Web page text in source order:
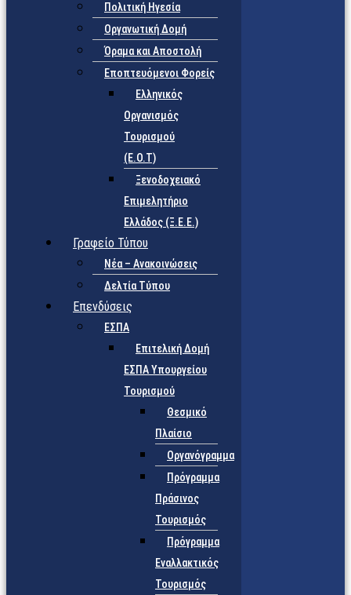
Πολιτική Ηγεσία
Οργανωτική Δομή
Όραμα και Αποστολή
Εποπτευόμενοι Φορείς
Eλληνικός
Οργανισμός
Τουρισμού
(Ε.Ο.Τ)
Ξενοδοχειακό
Επιμελητήριο
Ελλάδος (Ξ.Ε.Ε.)
Γραφείο Τύπου
Νέα – Ανακοινώσεις
Δελτία Τύπου
Επενδύσεις
ΕΣΠΑ
Επιτελική Δομή
ΕΣΠΑ Υπουργείου
Τουρισμού
Θεσμικό
Πλαίσιο
Οργανόγραμμα
Πρόγραμμα
Πράσινος
Τουρισμός
Πρόγραμμα
Εναλλακτικός
Τουρισμός